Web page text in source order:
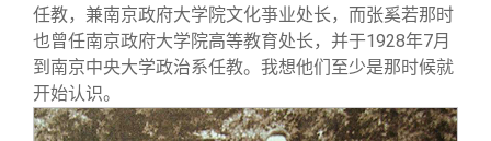
捐赠新闻
《清华校友通讯》
百年清华
任教，兼南京政府大学院文化亊业处长，而张奚若那时
也曾任南京政府大学院高等教育处长，并于1928年7月
到南京中央大学政治系任教。我想他们至少是那时候就
开始认识。